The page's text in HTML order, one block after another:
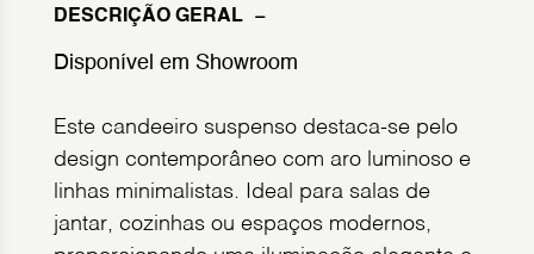
DESCRIÇÃO GERAL
Disponível em Showroom
Este candeeiro suspenso destaca-se pelo
design contemporâneo com aro luminoso e
linhas minimalistas. Ideal para salas de
jantar, cozinhas ou espaços modernos,